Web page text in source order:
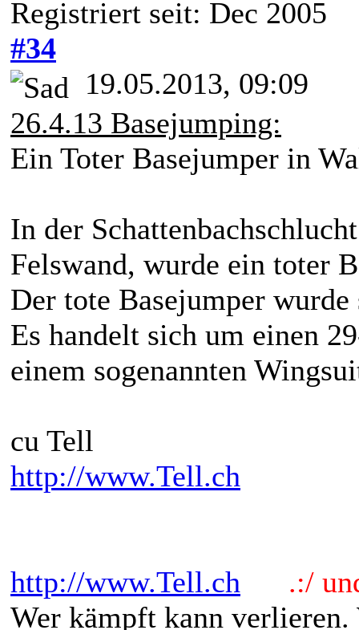
Registriert seit: Dec 2005
#34
19.05.2013, 09:09
26.4.13 Basejumping:
Ein Toter Basejumper in
In der
Felswand, wurde ein toter
Der tote Basejumper
Es handelt sich um einen
einem sogenannten
cu Tell
http://www.Tell.ch
http://www.Tell.ch
.:/
Wer kämpft kann